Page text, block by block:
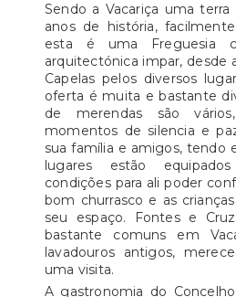
Sendo a Vacariça uma
anos de história,
esta é uma Freguesia
arquitectónica impar, desde
Capelas pelos diversos
oferta é muita e bastante
de merendas são
momentos de silencia e
sua família e amigos, tendo
lugares estão
condições para ali poder
bom churrasco e as
seu espaço. Fontes e
bastante comuns em
lavadouros antigos,
uma visita.
A gastronomia do